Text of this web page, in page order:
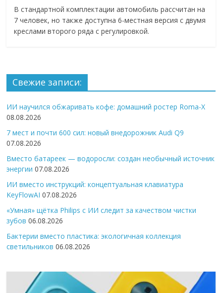
В стандартной комплектации автомобиль рассчитан на
7 человек, но также доступна 6-местная версия с двумя
креслами второго ряда с регулировкой.
Свежие записи:
ИИ научился обжаривать кофе: домашний ростер Roma-X
08.08.2026
7 мест и почти 600 сил: новый внедорожник Audi Q9
07.08.2026
Вместо батареек — водоросли: создан необычный источник
энергии 07.08.2026
ИИ вместо инструкций: концептуальная клавиатура
KeyFlowAI 07.08.2026
«Умная» щётка Philips с ИИ следит за качеством чистки
зубов 06.08.2026
Бактерии вместо пластика: экологичная коллекция
светильников 06.08.2026